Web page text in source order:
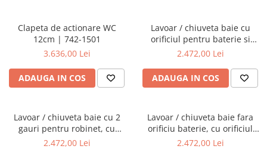
Clapeta de actionare WC
12cm | 742-1501
3.636,00 Lei
ADAUGA IN COS
Lavoar / chiuveta baie cu
orificiul pentru baterie si
preaplin, 40cm | 7317B403-
2.472,00 Lei
ADAUGA IN COS
Lavoar / chiuveta baie cu 2
gauri pentru robinet, cu
orificiul preaplin, 40cm |
2.472,00 Lei
Lavoar / chiuveta baie fara
orificiu baterie, cu orificiul
preaplin, 40cm | 7317B403-
2.472,00 Lei